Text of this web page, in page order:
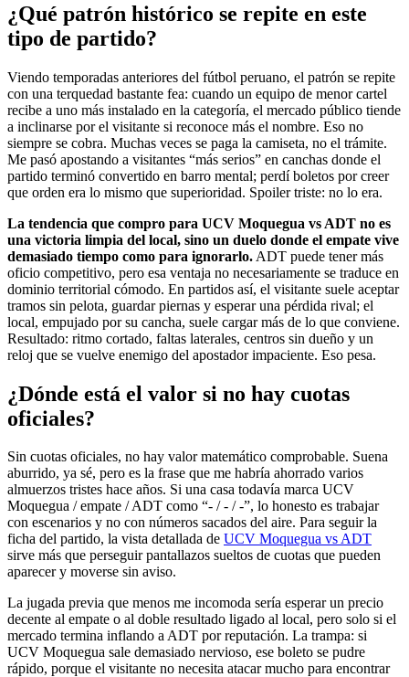
¿Qué patrón histórico se repite en este
tipo de partido?
Viendo temporadas anteriores del fútbol peruano, el patrón se repite
con una terquedad bastante fea: cuando un equipo de menor cartel
recibe a uno más instalado en la categoría, el mercado público tiende
a inclinarse por el visitante si reconoce más el nombre. Eso no
siempre se cobra. Muchas veces se paga la camiseta, no el trámite.
Me pasó apostando a visitantes “más serios” en canchas donde el
partido terminó convertido en barro mental; perdí boletos por creer
que orden era lo mismo que superioridad. Spoiler triste: no lo era.
La tendencia que compro para UCV Moquegua vs ADT no es
una victoria limpia del local, sino un duelo donde el empate vive
demasiado tiempo como para ignorarlo. ADT puede tener más
oficio competitivo, pero esa ventaja no necesariamente se traduce en
dominio territorial cómodo. En partidos así, el visitante suele aceptar
tramos sin pelota, guardar piernas y esperar una pérdida rival; el
local, empujado por su cancha, suele cargar más de lo que conviene.
Resultado: ritmo cortado, faltas laterales, centros sin dueño y un
reloj que se vuelve enemigo del apostador impaciente. Eso pesa.
¿Dónde está el valor si no hay cuotas
oficiales?
Sin cuotas oficiales, no hay valor matemático comprobable. Suena
aburrido, ya sé, pero es la frase que me habría ahorrado varios
almuerzos tristes hace años. Si una casa todavía marca UCV
Moquegua / empate / ADT como “- / - / -”, lo honesto es trabajar
con escenarios y no con números sacados del aire. Para seguir la
ficha del partido, la vista detallada de UCV Moquegua vs ADT
sirve más que perseguir pantallazos sueltos de cuotas que pueden
aparecer y moverse sin aviso.
La jugada previa que menos me incomoda sería esperar un precio
decente al empate o al doble resultado ligado al local, pero solo si el
mercado termina inflando a ADT por reputación. La trampa: si
UCV Moquegua sale demasiado nervioso, ese boleto se pudre
rápido, porque el visitante no necesita atacar mucho para encontrar